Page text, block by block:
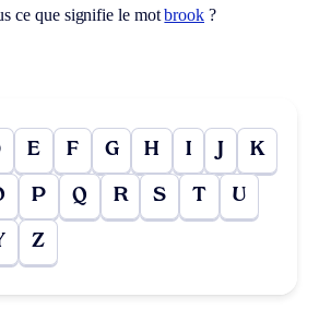
ce que signifie le motbrook ?
E F G H I J K
P Q R S T U
Z